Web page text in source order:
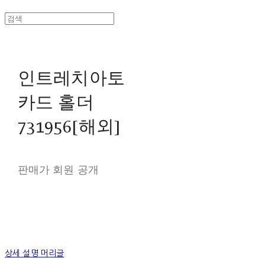
인트레치아토
카드 홀더
731956[해외]
판매가 회원 공개
상세 설명 머리글